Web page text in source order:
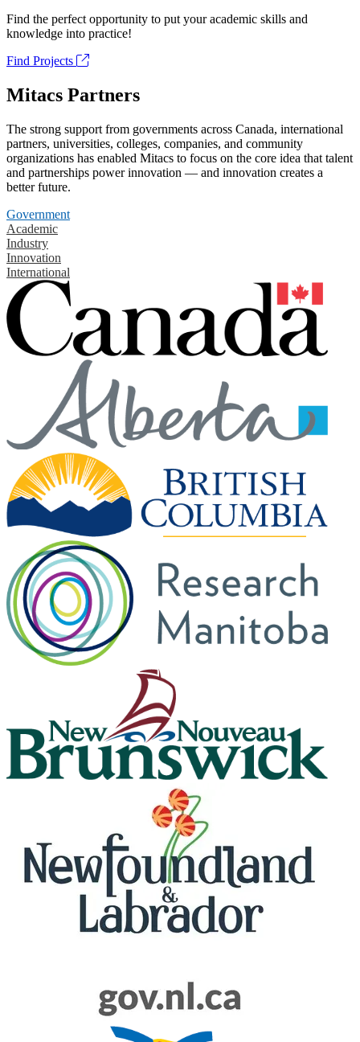
Find the perfect opportunity to put your academic skills and
knowledge into practice!
Find Projects
Mitacs Partners
The strong support from governments across Canada, international
partners, universities, colleges, companies, and community
organizations has enabled Mitacs to focus on the core idea that talent
and partnerships power innovation — and innovation creates a
better future.
Government
Academic
Industry
Innovation
International